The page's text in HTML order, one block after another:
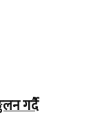
गर्दै